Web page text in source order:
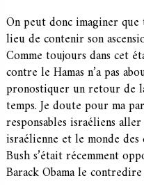
On peut donc imaginer
lieu de contenir son
Comme toujours dans cet
contre le Hamas n’a pas
pronostiquer un retour de
temps. Je doute pour ma
responsables israéliens
israélienne et le monde
Bush s’était récemment
Barack Obama le